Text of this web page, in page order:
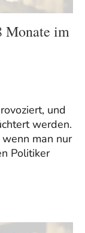
Monate im
und
werden.
man nur
Politiker